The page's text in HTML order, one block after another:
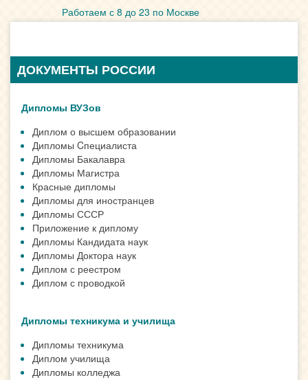
Работаем с 8 до 23 по Москве
ДОКУМЕНТЫ РОССИИ
Дипломы ВУЗов
Диплом о высшем образовании
Дипломы Cпециалиста
Дипломы Бакалавра
Дипломы Магистра
Красные дипломы
Дипломы для иностранцев
Дипломы СССР
Приложение к диплому
Дипломы Кандидата наук
Дипломы Доктора наук
Диплом с реестром
Диплом с проводкой
Дипломы техникума и училища
Дипломы техникума
Диплом училища
Дипломы колледжа